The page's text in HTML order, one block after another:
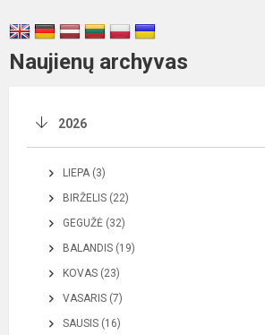
Naujienų archyvas
2026
LIEPA (3)
BIRŽELIS (22)
GEGUŽĖ (32)
BALANDIS (19)
KOVAS (23)
VASARIS (7)
SAUSIS (16)